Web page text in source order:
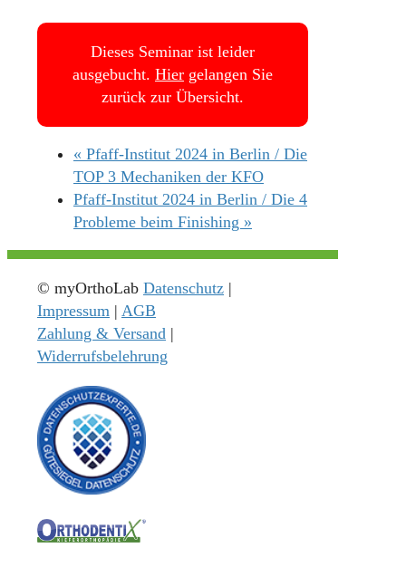
Dieses Seminar ist leider
ausgebucht. Hiergelangen Sie
zurück zur Übersicht.
« Pfaff-Institut 2024 in Berlin / Die
TOP 3 Mechaniken der KFO
Pfaff-Institut 2024 in Berlin / Die 4
Probleme beim Finishing »
© myOrthoLab Datenschutz |
Impressum | AGB
Zahlung & Versand |
Widerrufsbelehrung